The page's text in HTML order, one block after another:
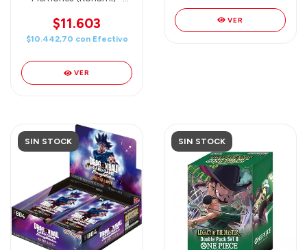
$11.603
$10.442,70 con Efectivo
VER
VER
SIN STOCK SIN STOCK